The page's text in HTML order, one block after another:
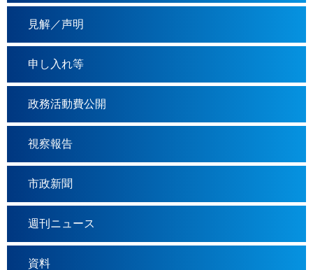
見解／声明
申し入れ等
政務活動費公開
視察報告
市政新聞
週刊ニュース
資料